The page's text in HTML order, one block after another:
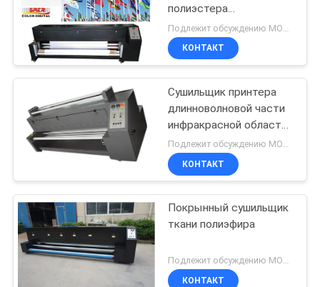
полиэстера
подогревателя
сублимации знамен
флагов
КОНТАКТ
Сушильщик принтера
длинноволновой части
инфракрасной области
высокой
эффективности с
управлением
Подлежит обсуждению MOQ:1 комплект
КОНТАКТ
Покрынный сушильщик
ткани полиэфира
Подлежит обсуждению MOQ:1 комплект
КОНТАКТ